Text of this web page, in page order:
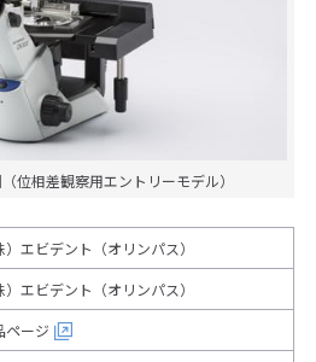
位相差観察用エントリーモデル）
）エビデント（オリンパス）
）エビデント（オリンパス）
ページ